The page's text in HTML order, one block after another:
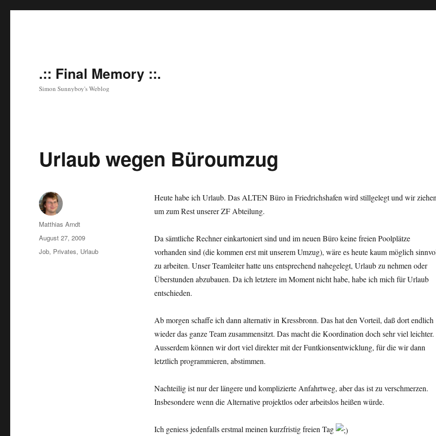
.:: Final Memory ::.
Simon Sunnyboy's Weblog
Urlaub wegen Büroumzug
Heute habe ich Urlaub. Das ALTEN Büro in Friedrichshafen wird stillgelegt und wir ziehen
um zum Rest unserer ZF Abteilung.
Da sämtliche Rechner einkartoniert sind und im neuen Büro keine freien Poolplätze
vorhanden sind (die kommen erst mit unserem Umzug), wäre es heute kaum möglich
zu arbeiten. Unser Teamleiter hatte uns entsprechend nahegelegt, Urlaub zu nehmen oder
Überstunden abzubauen. Da ich letztere im Moment nicht habe, habe ich mich für Urlaub
entschieden.
Ab morgen schaffe ich dann alternativ in Kressbronn. Das hat den Vorteil, daß dort endlich
wieder das ganze Team zusammensitzt. Das macht die Koordination doch sehr viel leichter.
Ausserdem können wir dort viel direkter mit der Funtkionsentwicklung, für die wir dann
letztlich programmieren, abstimmen.
Nachteilig ist nur der längere und komplizierte Anfahrtweg, aber das ist zu verschmerzen.
Insbesondere wenn die Alternative projektlos oder arbeitslos heißen würde.
Ich geniess jedenfalls erstmal meinen kurzfristig freien Tag
Author
Matthias Arndt
Posted
on
August 27, 2009
Categories
Job, Privates, Urlaub